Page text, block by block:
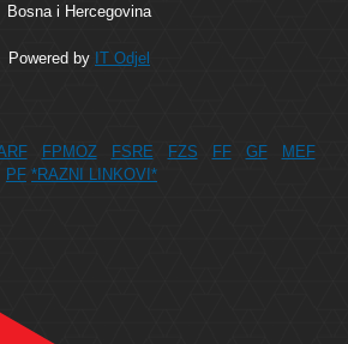
Bosna i Hercegovina
Powered by IT Odjel
FPMOZ FSRE FZS FF GF
MEF
PF *RAZNI LINKOVI*